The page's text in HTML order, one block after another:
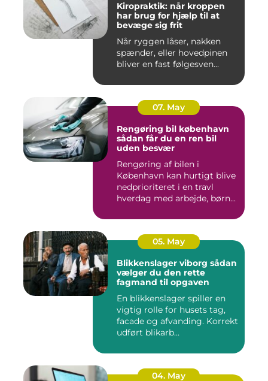
Kiropraktik: når kroppen
har brug for hjælp til at
bevæge sig frit
Når ryggen låser, nakken
spænder, eller hovedpinen
bliver en fast følgesven...
07. May
Rengøring bil københavn
sådan får du en ren bil
uden besvær
Rengøring af bilen i
København kan hurtigt blive
nedprioriteret i en travl
hverdag med arbejde, børn...
05. May
Blikkenslager viborg sådan
vælger du den rette
fagmand til opgaven
En blikkenslager spiller en
vigtig rolle for husets tag,
facade og afvanding. Korrekt
udført blikarb...
04. May